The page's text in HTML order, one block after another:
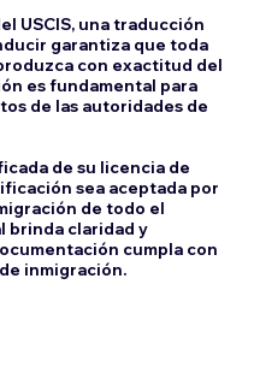
USCIS, una traducción
garantiza que toda
con exactitud del
es fundamental para
de las autoridades de
de su licencia de
sea aceptada por
de todo el
brinda claridad y
cumpla con
inmigración.